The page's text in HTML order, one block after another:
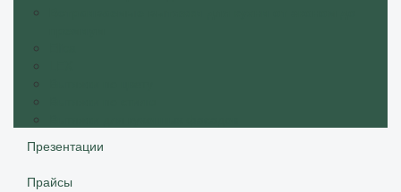
Презентации
Прайсы